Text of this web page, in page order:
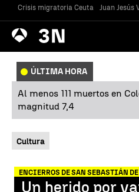
Crisis migratoria Ceuta Juan Jesús
Antena
3 Noticias
ÚLTIMA HORA
Al menos 111 muertos en
magnitud 7,4
Cultura
ENCIERROS DE SAN SEBASTIÁN DE
Un herido por